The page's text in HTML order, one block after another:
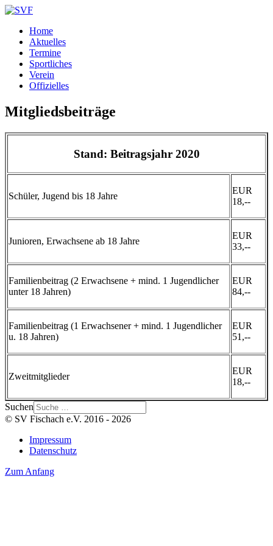
Home
Aktuelles
Termine
Sportliches
Verein
Offizielles
Mitgliedsbeiträge
Stand: Beitragsjahr 2020
Schüler, Jugend bis 18 Jahre
EUR
18,--
Junioren, Erwachsene ab 18 Jahre
EUR
33,--
Familienbeitrag (2 Erwachsene + mind. 1 Jugendlicher
unter 18 Jahren)
EUR
84,--
Familienbeitrag (1 Erwachsener + mind. 1 Jugendlicher
u. 18 Jahren)
EUR
51,--
Zweitmitglieder
EUR
18,--
Suchen
© SV Fischach e.V. 2016 - 2026
Impressum
Datenschutz
Zum Anfang